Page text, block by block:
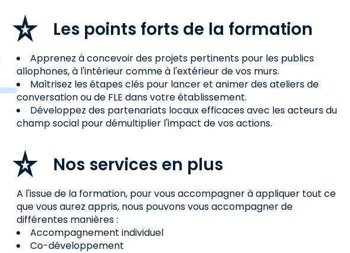
Les points forts de la formation
Apprenez à concevoir des projets pertinents pour les publics
allophones, à l'intérieur comme à l'extérieur de vos murs.
Maîtrisez les étapes clés pour lancer et animer des ateliers de
conversation ou de FLE dans votre établissement.
Développez des partenariats locaux efficaces avec les acteurs du
champ social pour démultiplier l'impact de vos actions.
Nos services en plus
A l'issue de la formation, pour vous accompagner à appliquer tout ce
que vous aurez appris, nous pouvons vous accompagner de
différentes manières :
Accompagnement individuel
Co-développement